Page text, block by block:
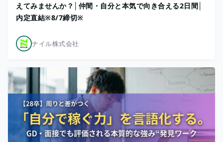
えてみませんか？│仲間・自分と本気で向き合える2日間│
内定直結※8/7締切※
ナイル株式会社